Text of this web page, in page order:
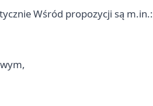
Wśród propozycji są m.in.: